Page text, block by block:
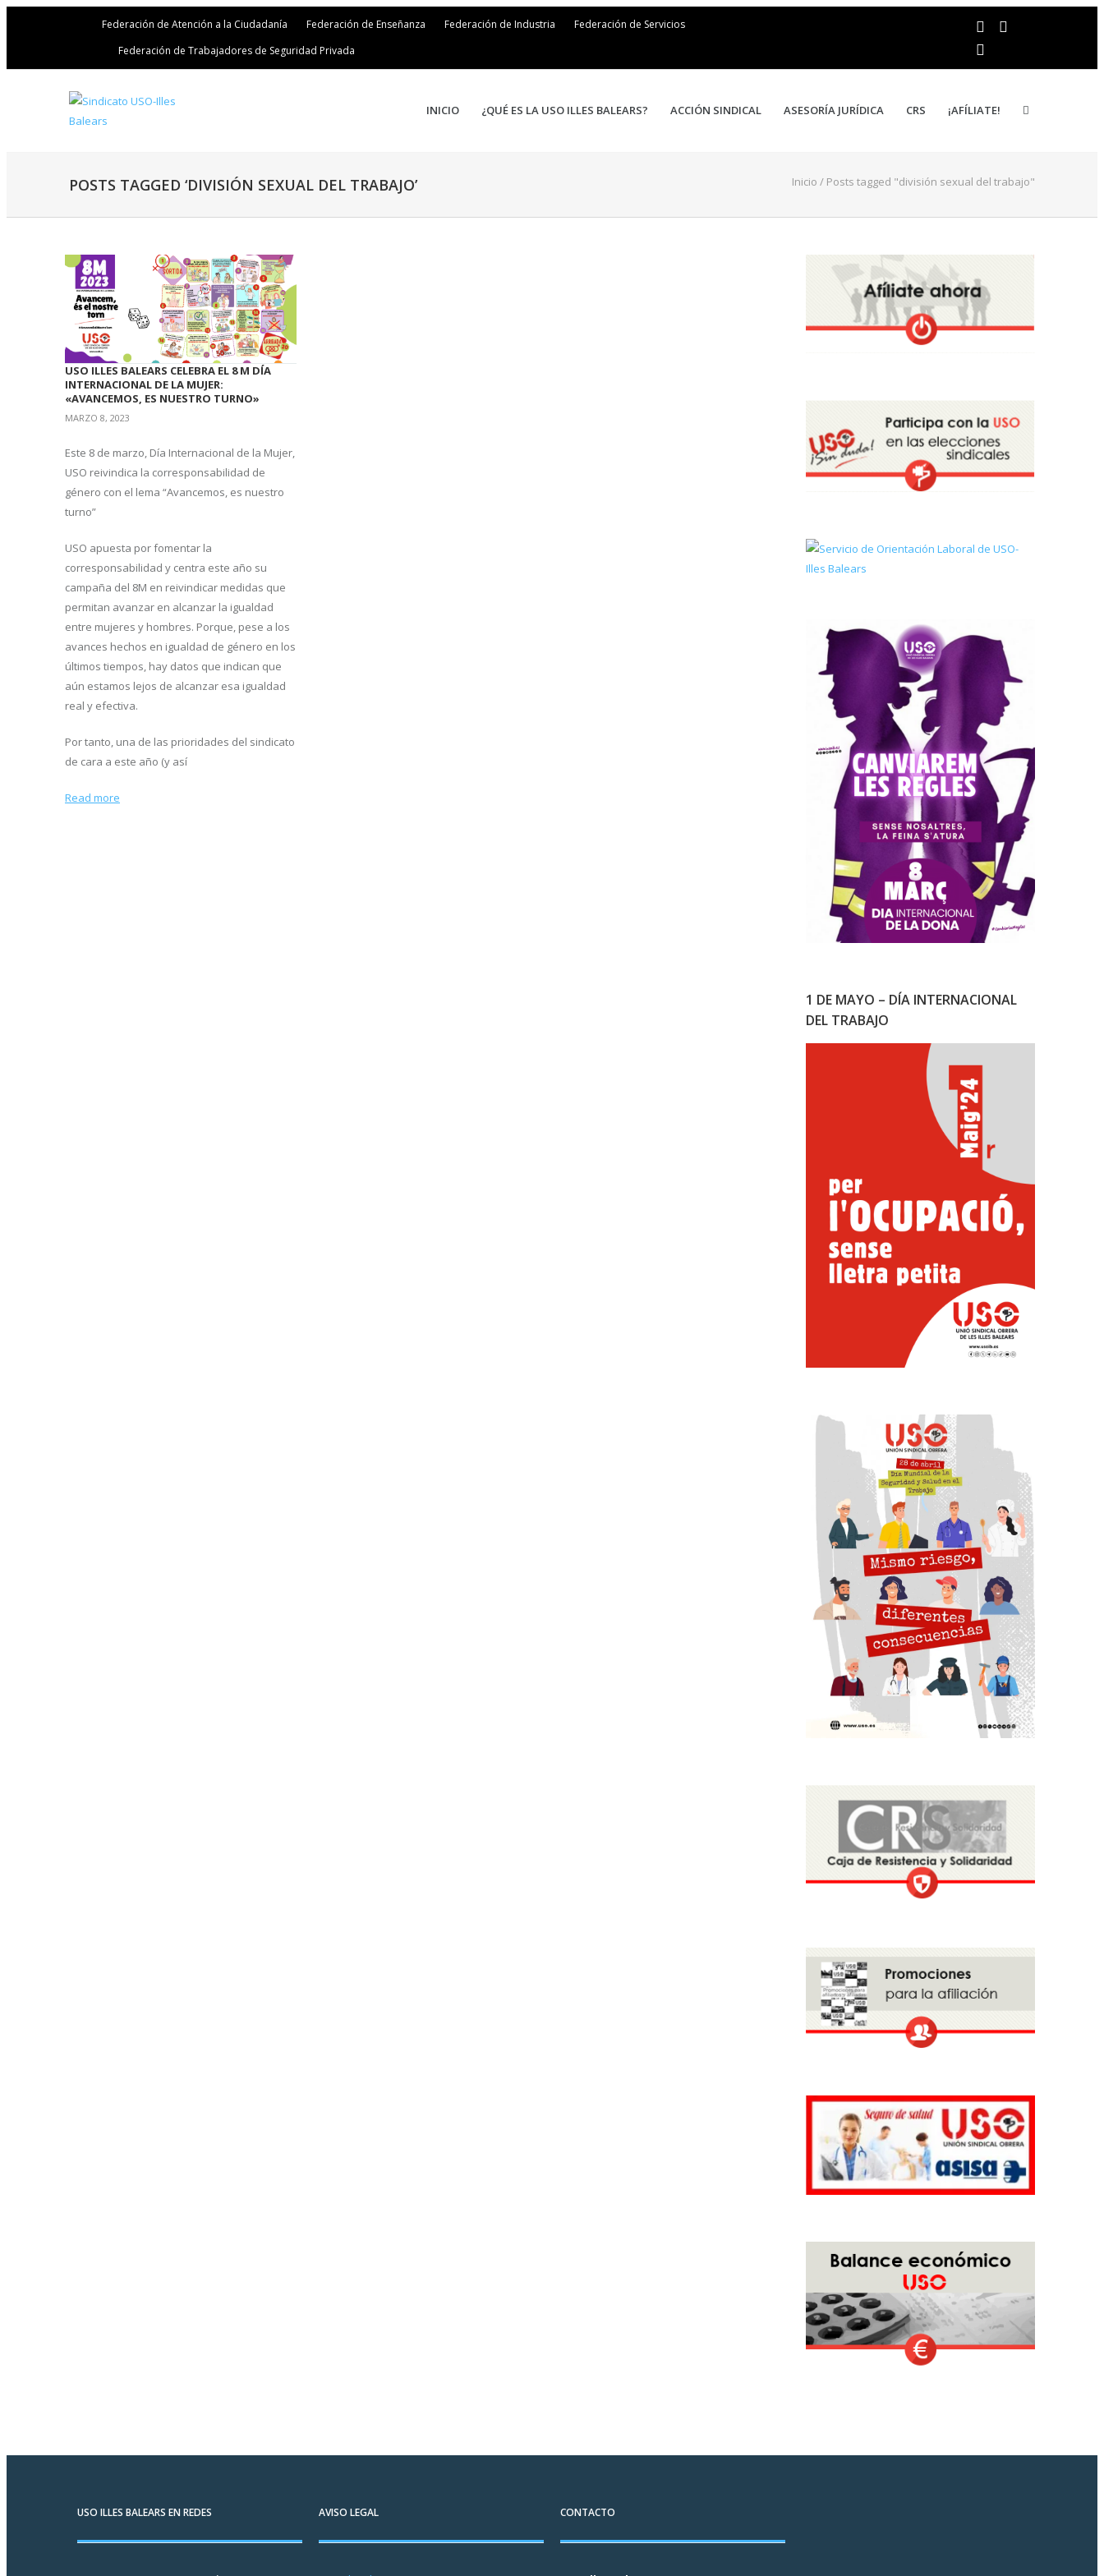
Federación de Atención a la Ciudadanía Federación de Enseñanza Federación de Industria
Federación de Servicios
Federación de Trabajadores de Seguridad Privada
INICIO ¿QUÉ ES LA USO ILLES BALEARS? ACCIÓN SINDICAL ASESORÍA JURÍDICA CRS ¡AFÍLIATE!
POSTS TAGGED ‘DIVISIÓN SEXUAL DEL TRABAJO’ Inicio / Posts tagged "división sexual del trabajo"
USO ILLES BALEARS CELEBRA EL 8 M DÍA
INTERNACIONAL DE LA MUJER:
«AVANCEMOS, ES NUESTRO TURNO»
MARZO 8, 2023
Este 8 de marzo, Día Internacional de la Mujer,
USO reivindica la corresponsabilidad de
género con el lema “Avancemos, es nuestro
turno”
USO apuesta por fomentar la
corresponsabilidad y centra este año su
campaña del 8M en reivindicar medidas que
permitan avanzar en alcanzar la igualdad
entre mujeres y hombres. Porque, pese a los
avances hechos en igualdad de género en los
últimos tiempos, hay datos que indican que
aún estamos lejos de alcanzar esa igualdad
real y efectiva.
Por tanto, una de las prioridades del sindicato
de cara a este año (y así
Read more
1 DE MAYO – DÍA INTERNACIONAL
DEL TRABAJO
USO ILLES BALEARS EN REDES AVISO LEGAL CONTACTO